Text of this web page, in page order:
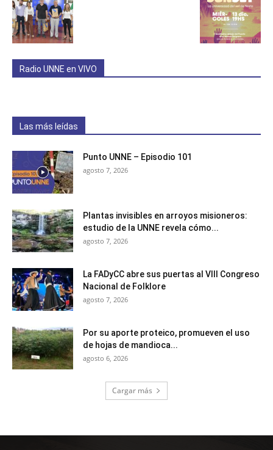
Radio UNNE en VIVO
Las más leídas
Punto UNNE – Episodio 101
agosto 7, 2026
Plantas invisibles en arroyos misioneros:
estudio de la UNNE revela cómo...
agosto 7, 2026
La FADyCC abre sus puertas al VIII Congreso
Nacional de Folklore
agosto 7, 2026
Por su aporte proteico, promueven el uso
de hojas de mandioca...
agosto 6, 2026
Cargar más